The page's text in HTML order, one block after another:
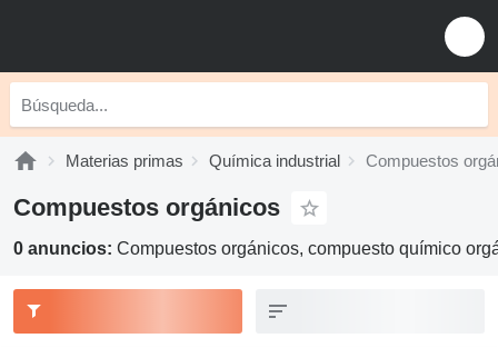
Materias primas Química industrial Compuestos
Compuestos orgánicos
0 anuncios: Compuestos orgánicos, compuesto químico